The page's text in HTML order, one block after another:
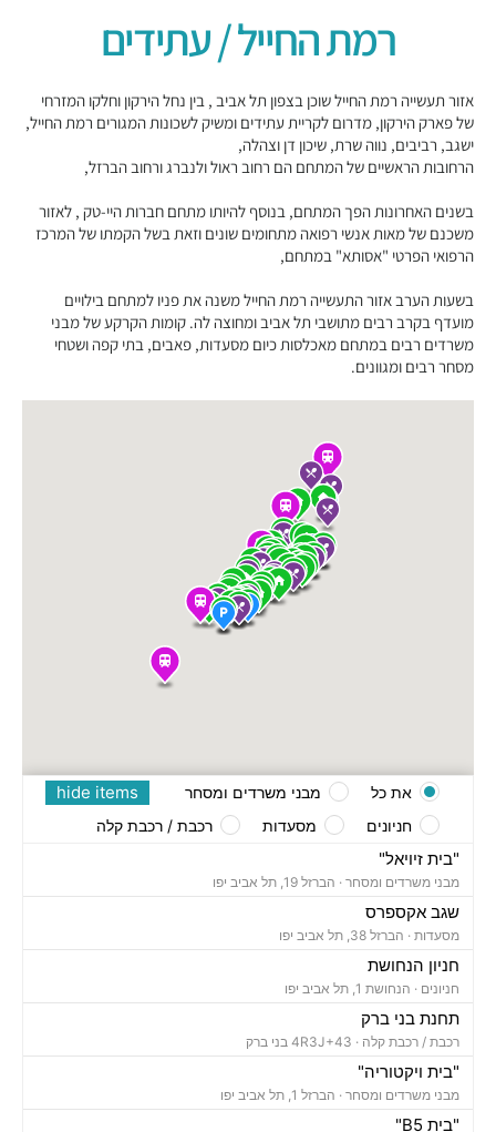
רמת החייל / עתידים
אזור תעשייה רמת החייל שוכן בצפון תל אביב , בין נחל הירקון וחלקו המזרחי
של פארק הירקון, מדרום לקריית עתידים ומשיק לשכונות המגורים רמת החייל,
ישגב, רביבים, נווה שרת, שיכון דן וצהלה,
הרחובות הראשיים של המתחם הם רחוב ראול ולנברג ורחוב הברזל,
בשנים האחרונות הפך המתחם, בנוסף להיותו מתחם חברות היי-טק , לאזור
משכנם של מאות אנשי רפואה מתחומים שונים וזאת בשל הקמתו של המרכז
הרפואי הפרטי "אסותא" במתחם,
בשעות הערב אזור התעשייה רמת החייל משנה את פניו למתחם בילויים
מועדף בקרב רבים מתושבי תל אביב ומחוצה לה. קומות הקרקע של מבני
משרדים רבים במתחם מאכלסות כיום מסעדות, פאבים, בתי קפה ושטחי
מסחר רבים ומגוונים.
"בית זיויאל"
מבני משרדים ומסחר · הברזל 19, תל אביב יפו
שגב אקספרס
מסעדות · הברזל 38, תל אביב יפו
חניון הנחושת
חניונים · הנחושת 1, תל אביב יפו
תחנת בני ברק
רכבת / רכבת קלה ·
"בית ויקטוריה"
מבני משרדים ומסחר · הברזל 1, תל אביב יפו
"בית B5"
hide items את כל
מבני משרדים ומסחר
חניונים
מסעדות רכבת / רכבת קלה